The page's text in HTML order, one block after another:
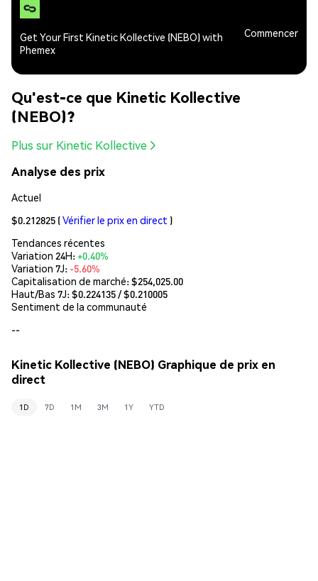
Get Your First Kinetic Kollective (NEBO) with
Phemex
Commencer
Qu'est-ce que Kinetic Kollective
(NEBO)?
Plus sur Kinetic Kollective
Analyse des prix
Actuel
$0.212825 (Vérifier le prix en direct )
Tendances récentes
Variation 24H:+0.40%
Variation 7J: -5.60%
Capitalisation de marché:$254,025.00
Haut/Bas 7J: $0.224135/ $0.210005
Sentiment de la communauté
--
Kinetic Kollective (NEBO) Graphique de prix en
direct
1D 7D 1M 3M 1Y YTD